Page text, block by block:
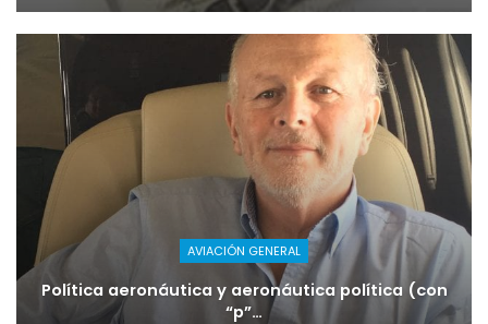
AVIACIÓN GENERAL
Política aeronáutica y aeronáutica política (con
“p”…